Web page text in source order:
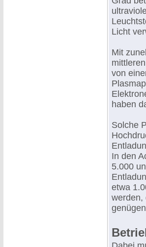
Licht
Mit
von
haben
Solche
In den
5.000
etwa
werden,